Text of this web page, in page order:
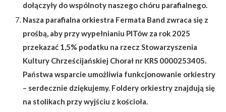
dołączyły do wspólnoty naszego chóru parafialnego.
Nasza parafialna orkiestra Fermata Band zwraca się z
prośbą, aby przy wypełnianiu PITów za rok 2025
przekazać 1,5% podatku na rzecz Stowarzyszenia
Kultury Chrześcijańskiej Chorał nr KRS 0000253405.
Państwa wsparcie umożliwia funkcjonowanie orkiestry
– serdecznie dziękujemy. Foldery orkiestry znajdują się
na stolikach przy wyjściu z kościoła.